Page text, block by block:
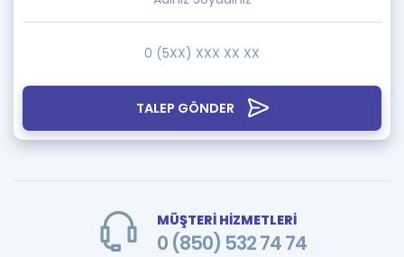
TALEP GÖNDER
MÜŞTERİ HİZMETLERİ
0 (850) 532 74 74